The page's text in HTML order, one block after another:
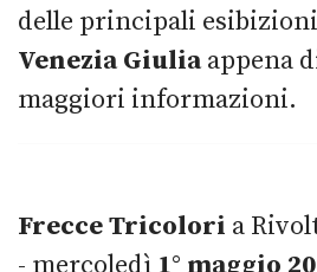
delle principali
Venezia Giuliaappena
maggiori informazioni.
Frecce Tricolori a
- mercoledì 1° maggio